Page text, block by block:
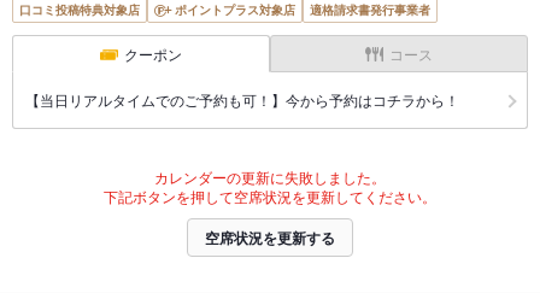
口コミ投稿特典対象店 ポイントプラス対象店 適格請求書発行事業者
クーポン コース
【当日リアルタイムでのご予約も可！】今から予約はコチラから！
カレンダーの更新に失敗しました。
下記ボタンを押して空席状況を更新してください。
空席状況を更新する